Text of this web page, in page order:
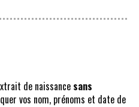
de naissance sans
vos nom, prénoms et date de